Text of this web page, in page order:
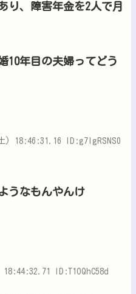
り、障害年金を2人で月
10年目の夫婦ってどう
) 18:46:31.16 ID:g7lgRSNS0
うなもんやんけ
ID:T1OQhC58d